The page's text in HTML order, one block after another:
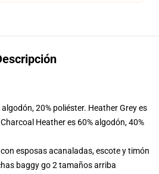
20% poliéster. Heather Grey es
Heather es 60% algodón, 40%
esposas acanaladas, escote y timón
baggy go 2 tamaños arriba